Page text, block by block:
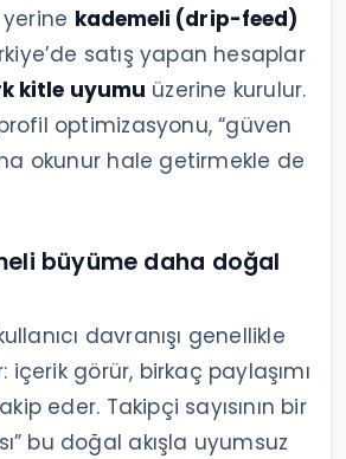
kademeli (drip-feed)
satış yapan hesaplar
kitle uyumu üzerine kurulur.
optimizasyonu, “güven
okunur hale getirmekle de
büyüme daha doğal
davranışı genellikle
içerik görür, birkaç paylaşımı
eder. Takipçi sayısının bir
bu doğal akışla uyumsuz